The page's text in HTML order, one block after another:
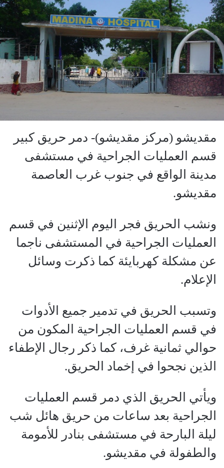
مقديشو (مركز مقديشو)- دمر حريق كبير
قسم العمليات الجراحية في مستشفى
مدينة الواقع في جنوب غرب العاصمة
مقديشو.
ونشب الحريق فجر اليوم الإثنين في قسم
العمليات الجراحية في المستشفى ناجما
عن مشكلة كهربايئة كما ذكرت وسائل
الإعلام.
وتسبب الحريق في تدمير جميع الأدوات
في قسم العمليات الجراحية المكون من
حوالي ثمانية غرف، كما ذكر رجال الإطفاء
الذين نجحوا في إخماد الحريق.
ويأتي الحريق الذي دمر قسم العمليات
الجراحية بعد ساعات من حريق هائل شب
ليلة البارحة في مستشفى بنادر للأمومة
والطفولة في مقديشو.